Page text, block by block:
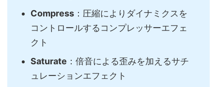
Compress ：圧縮によりダイナミクスを
コントロールするコンプレッサーエフェ
クト
Saturate ：倍音による歪みを加えるサチ
ュレーションエフェクト